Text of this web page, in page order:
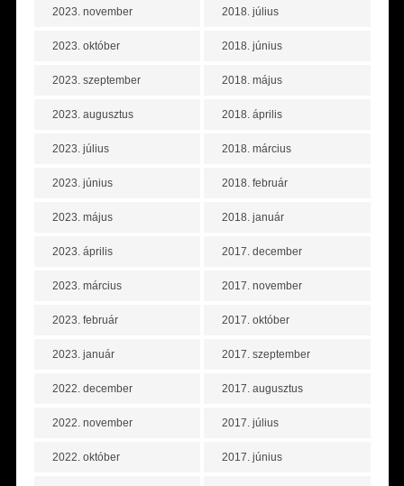
2023. november
2023. október
2023. szeptember
2023. augusztus
2023. július
2023. június
2023. május
2023. április
2023. március
2023. február
2023. január
2022. december
2022. november
2022. október
2018. július
2018. június
2018. május
2018. április
2018. március
2018. február
2018. január
2017. december
2017. november
2017. október
2017. szeptember
2017. augusztus
2017. július
2017. június